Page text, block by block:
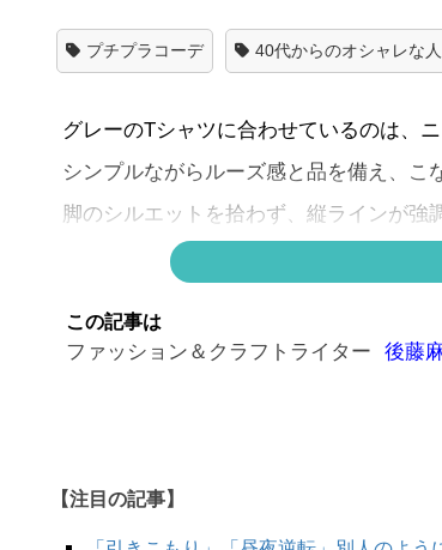
プチプラコーデ 40代からのオシャレな人
グレーのTシャツに合わせているのは、
シンプルながらルーズ感と品を備え、こ
脚のシルエットを拾わず、縦ラインが強
やわらかな素材感とウエストゴムの仕
トを拾いにくいのが嬉しい。
着るだけで、サマになるシルエットが叶
足元はフラットなサンダルで力を抜き
この記事は
ファッション＆クラフトライター 後藤
【注目の記事】